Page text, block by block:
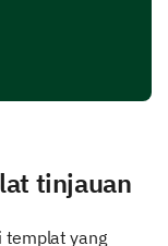
tinjauan
templat yang